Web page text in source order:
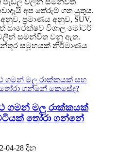
පැඩල් වලින් සමන්විත
අප තේරුම් ගත යුතුය.
ප්‍රමාණය අනුව, SUV,
සාපේක්ෂව විශාල මෝටර්
වලින් සමන්විත වනු ඇත.
සමූහයක් නිර්මාණය
ගමන් මලු රාක්කයක්
තෝරා ගන්නේ
04-28 දින